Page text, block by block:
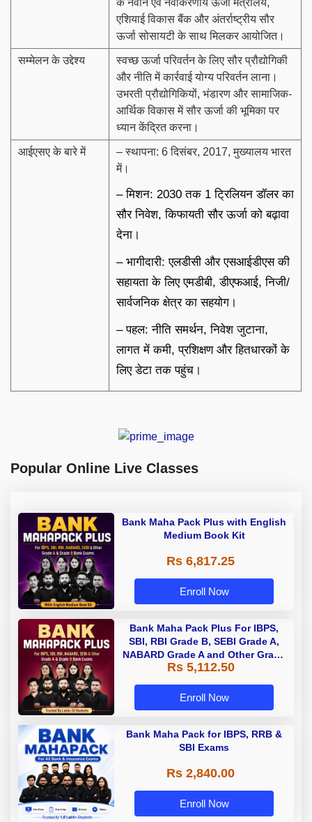
एशियाई विकास बैंक और अंतर्राष्ट्रीय सौर
ऊर्जा सोसायटी के साथ मिलकर आयोजित।
सम्मेलन के उद्देश्य
स्वच्छ ऊर्जा परिवर्तन के लिए सौर प्रौद्योगिकी
और नीति में कार्रवाई योग्य परिवर्तन लाना।
उभरती प्रौद्योगिकियों, भंडारण और सामाजिक-
आर्थिक विकास में सौर ऊर्जा की भूमिका पर
ध्यान केंद्रित करना।
आईएसए के बारे में
– स्थापना: 6 दिसंबर, 2017, मुख्यालय भारत
में।
– मिशन: 2030 तक 1 ट्रिलियन डॉलर का
सौर निवेश, किफायती सौर ऊर्जा को बढ़ावा
देना।
– भागीदारी: एलडीसी और एसआईडीएस की
सहायता के लिए एमडीबी, डीएफआई, निजी/
सार्वजनिक क्षेत्र का सहयोग।
– पहल: नीति समर्थन, निवेश जुटाना,
लागत में कमी, प्रशिक्षण और हितधारकों के
लिए डेटा तक पहुंच।
Popular Online Live Classes
Bank Maha Pack Plus with English
Medium Book Kit
Rs 6,817.25
Enroll Now
Bank Maha Pack Plus For IBPS,
SBI, RBI Grade B, SEBI Grade A,
NABARD Grade A and Other Grade
A & Grade B Bank Exams
Rs 5,112.50
Enroll Now
Bank Maha Pack for IBPS, RRB &
SBI Exams
Rs 2,840.00
Enroll Now